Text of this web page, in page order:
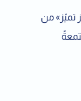
تميّز» من